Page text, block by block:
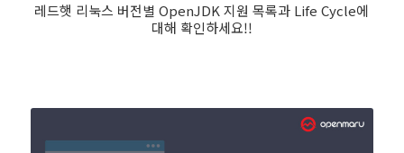
레드햇 리눅스 버전별 OpenJDK 지원 목록과 Life Cycle에
대해 확인하세요!!